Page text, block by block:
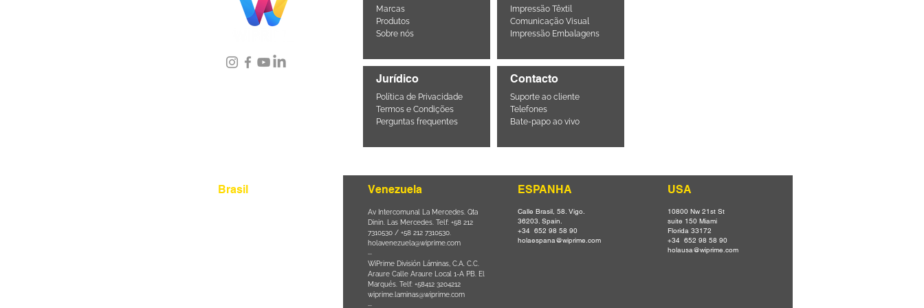
Marcas
Produtos
Sobre nós
Jurídico
Política de Privacidade
Termos e Condições
Perguntas frequentes
Impressão Têxtil
Comunicação Visual
Impressão Embalagens
Contacto
Suporte ao cliente
Telefones
Bate-papo ao vivo
Brasil Venezuela
Av Intercomunal La Mercedes. Qta
Dinin. Las Mercedes. Telf: +58 212
7310530 / +58 212 7310530.
holavenezuela@wiprime.com
⏤
WiPrime División Láminas, C.A. C.C.
Araure Calle Araure Local 1-A PB. El
Marqués. Telf: +58412 3204212
wiprime.laminas@wiprime.com
⏤
ESPANHA
Calle Brasil, 58. Vigo.
36203. Spain.
+34 652 98 58 90
holaespana@wiprime.com
USA
10800 Nw 21st St
suite 150 Miami
Florida 33172
+34 652 98 58 90
holausa@wiprime.com